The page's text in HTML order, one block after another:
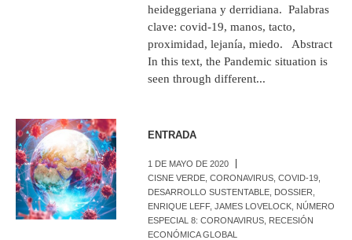
heideggeriana y derridiana. Palabras
clave: covid-19, manos, tacto,
proximidad, lejanía, miedo. Abstract
In this text, the Pandemic situation is
seen through different...
ENTRADA
1 DE MAYO DE 2020
CISNE VERDE ,CORONAVIRUS ,COVID-19
DESARROLLO SUSTENTABLE DOSSIER
ENRIQUE LEFF,JAMES LOVELOCK NÚMERO
ESPECIAL 8: CORONAVIRUS RECESIÓN
ECONÓMICA GLOBAL